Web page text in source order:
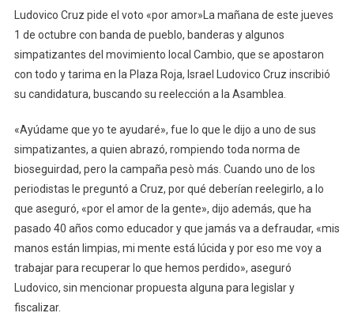
«por
Amor»
Ludovico Cruz pide el voto «por amor»La mañana de este jueves
1 de octubre con banda de pueblo, banderas y algunos
simpatizantes del movimiento local Cambio, que se apostaron
con todo y tarima en la Plaza Roja, Israel Ludovico Cruz inscribió
su candidatura, buscando su reelección a la Asamblea.
«Ayúdame que yo te ayudaré», fue lo que le dijo a uno de sus
simpatizantes, a quien abrazó, rompiendo toda norma de
bioseguirdad, pero la campaña pesò más. Cuando uno de los
periodistas le preguntó a Cruz, por qué deberían reelegirlo, a lo
que aseguró, «por el amor de la gente», dijo además, que ha
pasado 40 años como educador y que jamás va a defraudar, «mis
manos están limpias, mi mente está lúcida y por eso me voy a
trabajar para recuperar lo que hemos perdido», aseguró
Ludovico, sin mencionar propuesta alguna para legislar y
fiscalizar.